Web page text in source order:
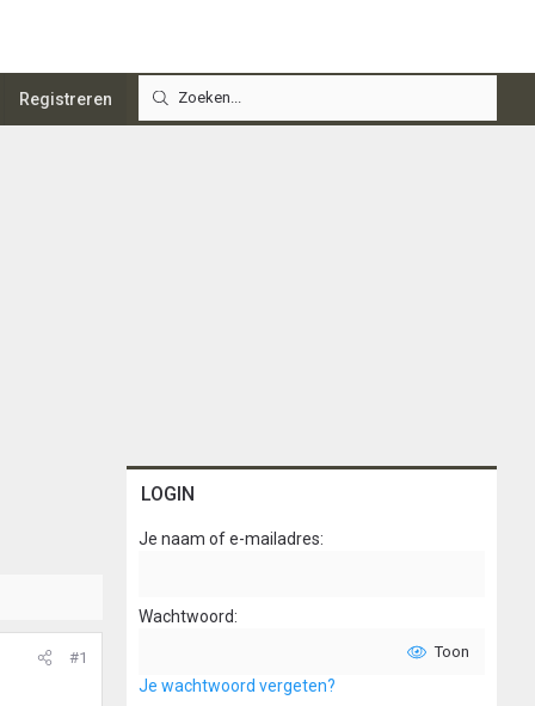
Registreren
#1
LOGIN
Je naam of e-mailadres
Wachtwoord
Toon
Je wachtwoord vergeten?